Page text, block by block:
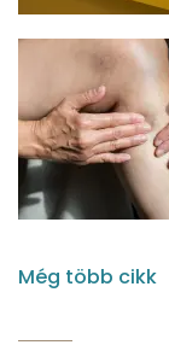
Még több cikk